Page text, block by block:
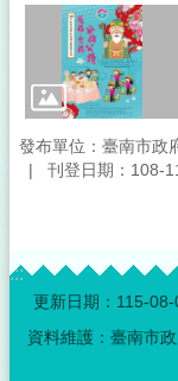
發布單位：臺南市政
刊登日期：108-
:::
更新日期： 115-08-
資料維護：臺南市